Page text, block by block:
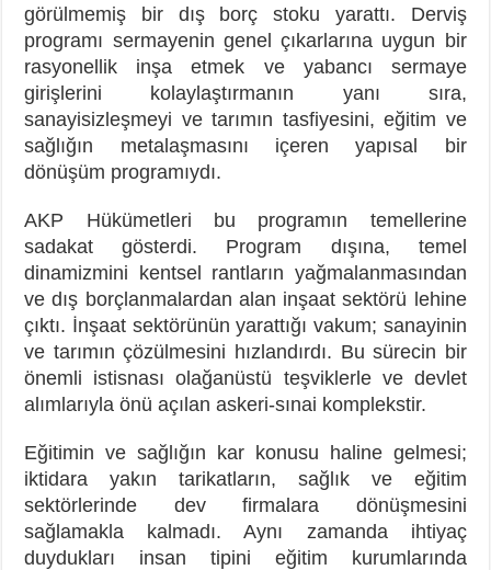
görülmemiş bir dış borç stoku yarattı. Derviş
programı sermayenin genel çıkarlarına uygun bir
rasyonellik inşa etmek ve yabancı sermaye
girişlerini kolaylaştırmanın yanı sıra,
sanayisizleşmeyi ve tarımın tasfiyesini, eğitim ve
sağlığın metalaşmasını içeren yapısal bir
dönüşüm programıydı.
AKP Hükümetleri bu programın temellerine
sadakat gösterdi. Program dışına, temel
dinamizmini kentsel rantların yağmalanmasından
ve dış borçlanmalardan alan inşaat sektörü lehine
çıktı. İnşaat sektörünün yarattığı vakum; sanayinin
ve tarımın çözülmesini hızlandırdı. Bu sürecin bir
önemli istisnası olağanüstü teşviklerle ve devlet
alımlarıyla önü açılan askeri-sınai komplekstir.
Eğitimin ve sağlığın kar konusu haline gelmesi;
iktidara yakın tarikatların, sağlık ve eğitim
sektörlerinde dev firmalara dönüşmesini
sağlamakla kalmadı. Aynı zamanda ihtiyaç
duydukları insan tipini eğitim kurumlarında